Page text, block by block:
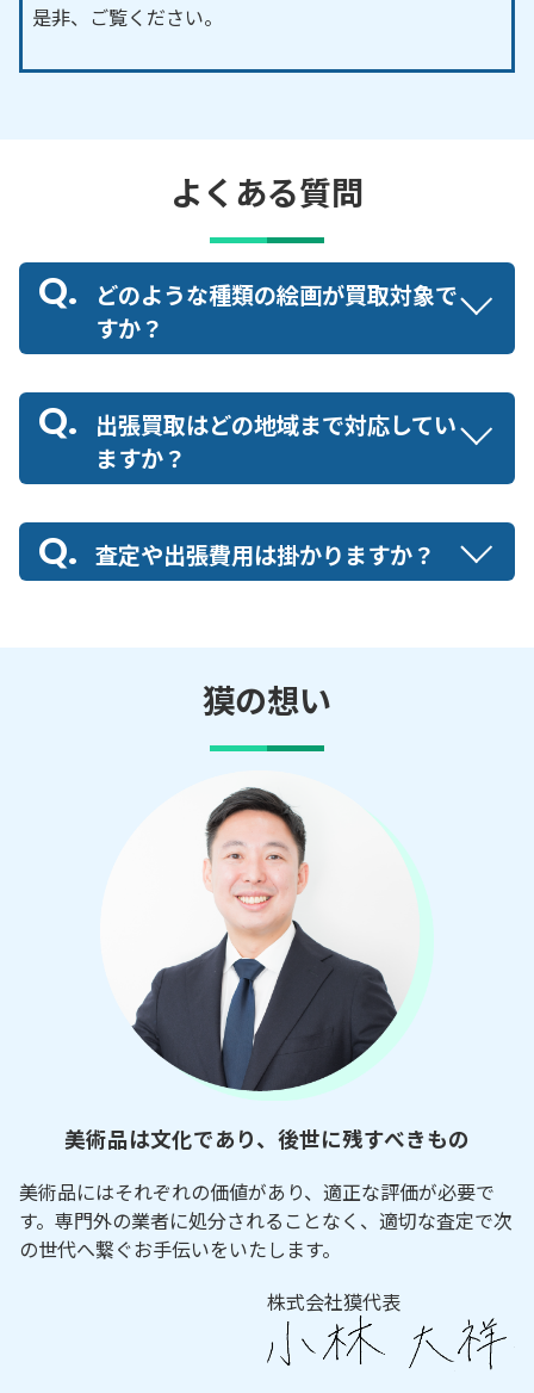
是非、ご覧ください。
よくある質問
どのような種類の絵画が買取対象で
すか？
出張買取はどの地域まで対応してい
ますか？
査定や出張費用は掛かりますか？
獏の想い
美術品は文化であり、後世に残すべきもの
美術品にはそれぞれの価値があり、適正な評価が必要で
す。専門外の業者に処分されることなく、適切な査定で次
の世代へ繋ぐお手伝いをいたします。
株式会社獏代表